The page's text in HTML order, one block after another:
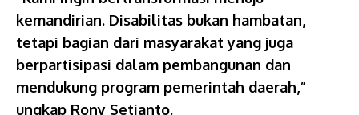
kemandirian. Disabilitas bukan hambatan,
tetapi bagian dari masyarakat yang juga
berpartisipasi dalam pembangunan dan
mendukung program pemerintah daerah,”
ungkap Rony Setianto.